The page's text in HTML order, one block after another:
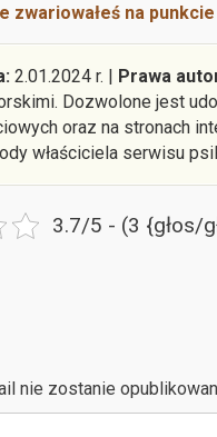
zwariowałeś na
2.01.2024 r. | Prawa
Dozwolone jest
oraz na stronach
właściciela serwisu
3.7/5 - (3 {głos/
nie zostanie